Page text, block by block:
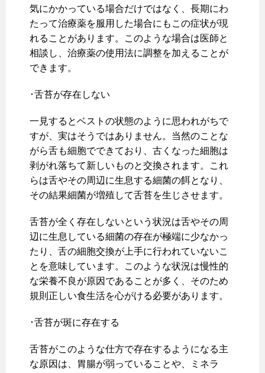
気にかかっている場合だけではなく、長期にわ
たって治療薬を服用した場合にもこの症状が現
れることがあります。このような場合は医師と
相談し、治療薬の使用法に調整を加えることが
できます。
･舌苔が存在しない
一見するとベストの状態のように思われがちで
すが、実はそうではありません。当然のことな
がら舌も細胞でできており、古くなった細胞は
剥がれ落ちて新しいものと交換されます。これ
らは舌やその周辺に生息する細菌の餌となり、
その結果細菌が増殖して舌苔を生じさせます。
舌苔が全く存在しないという状況は舌やその周
辺に生息している細菌の存在が極端に少なかっ
たり、舌の細胞交換が上手に行われていないこ
とを意味しています。このような状況は慢性的
な栄養不良が原因であることが多く、そのため
規則正しい食生活を心がける必要があります。
･舌苔が斑に存在する
舌苔がこのような仕方で存在するようになる主
な原因は、胃腸が弱っていることや、ミネラ